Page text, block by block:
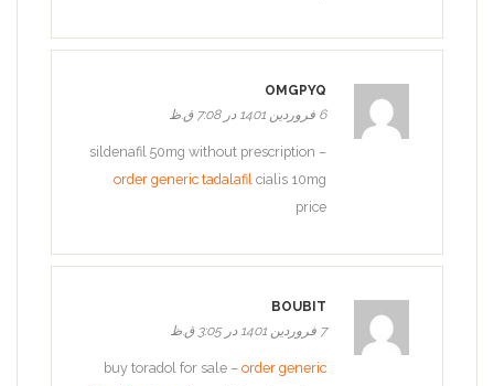
OMGPYQ
6 فروردین 1401 در 7:08 ق.ظ
sildenafil 50mg without prescription –
order generic tadalafil cialis 10mg
price
BOUBIT
7 فروردین 1401 در 3:05 ق.ظ
buy toradol for sale – order generic